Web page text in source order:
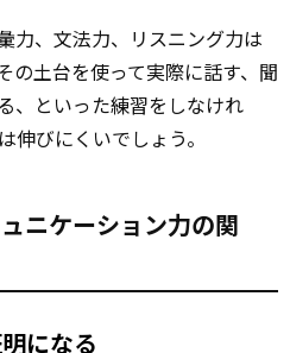
力、文法力、リスニング力は
の土台を使って実際に話す、聞
、といった練習をしなけれ
伸びにくいでしょう。
ニケーション力の関
になる